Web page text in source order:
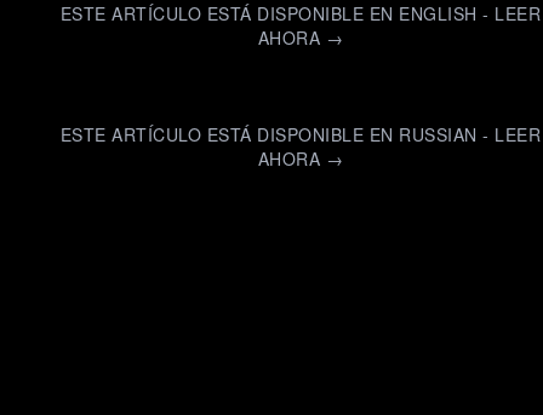
ESTE ARTÍCULO ESTÁ DISPONIBLE EN ENGLISH - LEER
AHORA →
ESTE ARTÍCULO ESTÁ DISPONIBLE EN RUSSIAN - LEER
AHORA →